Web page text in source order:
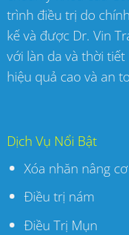
trình điều trị do
kế và được Dr. Vin
với làn da và thời
hiệu quả cao và an
Dịch Vụ Nổi Bật
Xóa nhăn nâng cơ
Điều trị nám
Điều Trị Mụn